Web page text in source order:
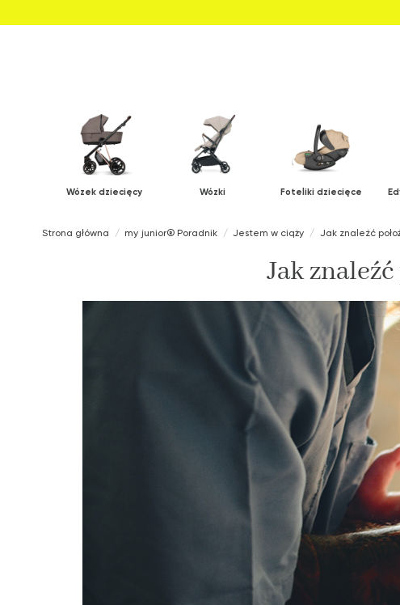
Wózek dziecięcy Wózki Foteliki dziecięce
Strona główna my junior® Poradnik Jestem w ciąży Jak znaleźć
Jak